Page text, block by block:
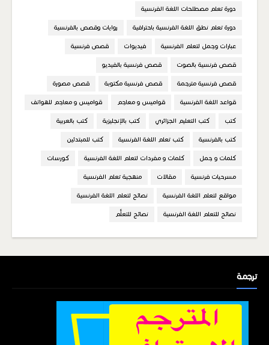
دورة تعلم مصطلحات اللغة الفرنسية
دورة تعلم نطق اللغة الفرنسية باحترافية روايات وقصص بالفرنسية
عبارات وجمل لتعلم الفرنسية فيديوات قصص فرنسية
قصص فرنسية بالصوت قصص فرنسية بالفيديو
قصص فرنسية مترجمة قصص فرنسية مكتوبة قصص مصورة
قواعد اللغة الفرنسية قواميس و معاجم قواميس و معاجم للهواتف
كتب كتب التعليم الجزائري كتب بالإنجليزية كتب بالعربية
كتب بالفرنسية كتب تعلم اللغة الفرنسية كتب للمبتدئين
كلمات و جمل كلمات و مفردات لتعلم اللغة الفرنسية كورسات
مسرحيات فرنسية مقالات منهجية تعلم الفرنسية
مواقع لتعلم اللغة الفرنسية نصائح لتعلم اللغة الفرنسية
نصائح للتعلم اللغة الفرنسية نصائح للتعلُّم
ترجمة